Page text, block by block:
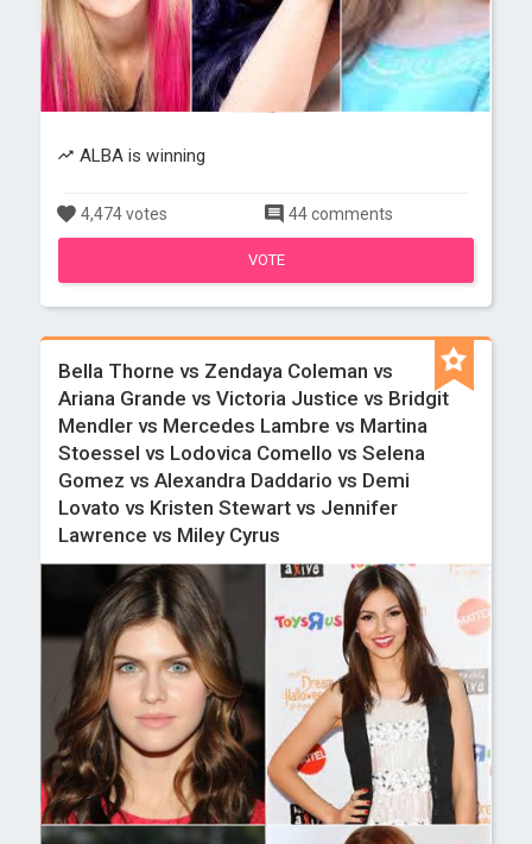
ALBA is winning
4,474 votes 44 comments
VOTE
Bella Thorne vs Zendaya Coleman vs
Ariana Grande vs Victoria Justice vs Bridgit
Mendler vs Mercedes Lambre vs Martina
Stoessel vs Lodovica Comello vs Selena
Gomez vs Alexandra Daddario vs Demi
Lovato vs Kristen Stewart vs Jennifer
Lawrence vs Miley Cyrus